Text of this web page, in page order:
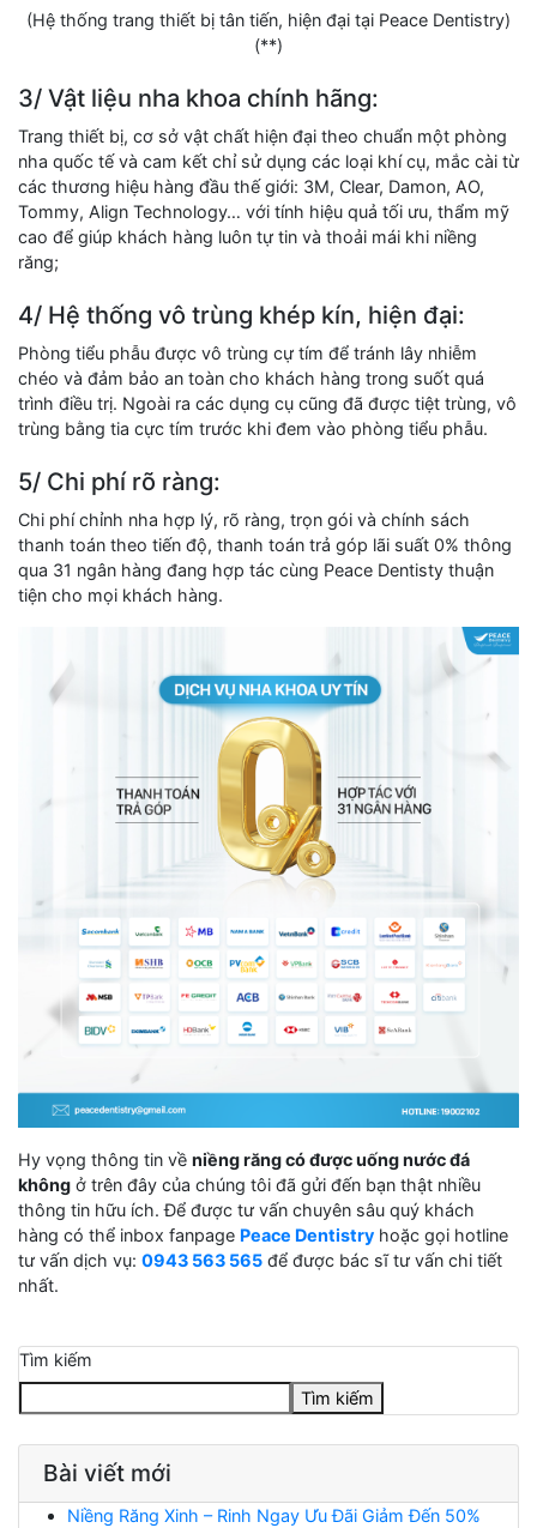
(Hệ thống trang thiết bị tân tiến, hiện đại tại Peace Dentistry)
(**)
3/ Vật liệu nha khoa chính hãng:
Trang thiết bị, cơ sở vật chất hiện đại theo chuẩn một phòng
nha quốc tế và cam kết chỉ sử dụng các loại khí cụ, mắc cài từ
các thương hiệu hàng đầu thế giới: 3M, Clear, Damon, AO,
Tommy, Align Technology… với tính hiệu quả tối ưu, thẩm mỹ
cao để giúp khách hàng luôn tự tin và thoải mái khi niềng
răng;
4/ Hệ thống vô trùng khép kín, hiện đại:
Phòng tiểu phẫu được vô trùng cự tím để tránh lây nhiễm
chéo và đảm bảo an toàn cho khách hàng trong suốt quá
trình điều trị. Ngoài ra các dụng cụ cũng đã được tiệt trùng, vô
trùng bằng tia cực tím trước khi đem vào phòng tiểu phẫu.
5/ Chi phí rõ ràng:
Chi phí chỉnh nha hợp lý, rõ ràng, trọn gói và chính sách
thanh toán theo tiến độ, thanh toán trả góp lãi suất 0% thông
qua 31 ngân hàng đang hợp tác cùng Peace Dentisty thuận
tiện cho mọi khách hàng.
Hy vọng thông tin về niềng răng có được uống nước đá
không ở trên đây của chúng tôi đã gửi đến bạn thật nhiều
thông tin hữu ích. Để được tư vấn chuyên sâu quý khách
hàng có thể inbox fanpage Peace Dentistry hoặc gọi hotline
tư vấn dịch vụ: 0943 563 565 để được bác sĩ tư vấn chi tiết
nhất.
Tìm kiếm
Tìm kiếm
Bài viết mới
Niềng Răng Xinh – Rinh Ngay Ưu Đãi Giảm Đến 50%